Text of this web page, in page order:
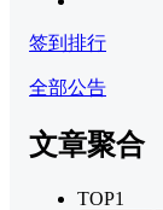
签到排行
全部公告
文章聚合
TOP1